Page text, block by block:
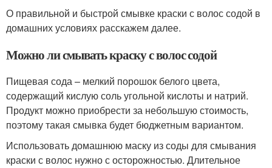
О правильной и быстрой смывке краски с волос содой в
домашних условиях расскажем далее.
Можно ли смывать краску с волос содой
Пищевая сода – мелкий порошок белого цвета,
содержащий кислую соль угольной кислоты и натрий.
Продукт можно приобрести за небольшую стоимость,
поэтому такая смывка будет бюджетным вариантом.
Использовать домашнюю маску из соды для смывания
краски с волос нужно с осторожностью. Длительное